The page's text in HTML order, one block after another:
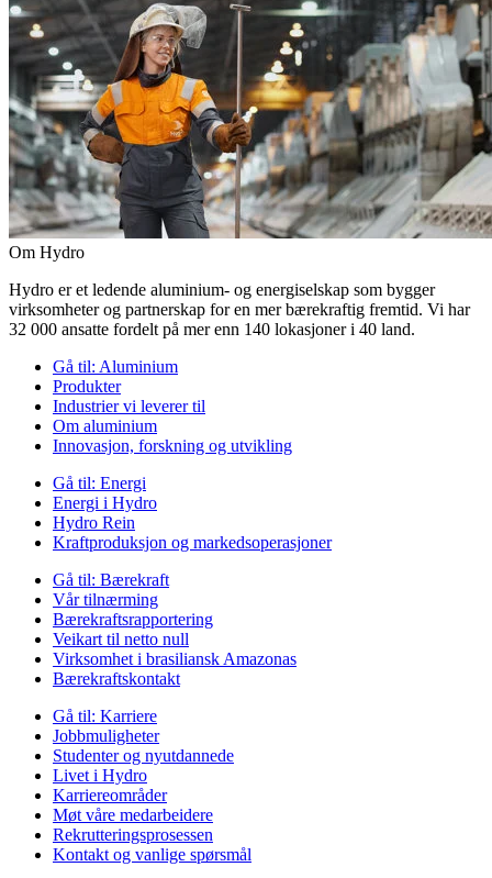
Om Hydro
Hydro er et ledende aluminium- og energiselskap som bygger
virksomheter og partnerskap for en mer bærekraftig fremtid. Vi har
32 000 ansatte fordelt på mer enn 140 lokasjoner i 40 land.
Gå til: Aluminium
Produkter
Industrier vi leverer til
Om aluminium
Innovasjon, forskning og utvikling
Gå til: Energi
Energi i Hydro
Hydro Rein
Kraftproduksjon og markedsoperasjoner
Gå til: Bærekraft
Vår tilnærming
Bærekraftsrapportering
Veikart til netto null
Virksomhet i brasiliansk Amazonas
Bærekraftskontakt
Gå til: Karriere
Jobbmuligheter
Studenter og nyutdannede
Livet i Hydro
Karriereområder
Møt våre medarbeidere
Rekrutteringsprosessen
Kontakt og vanlige spørsmål